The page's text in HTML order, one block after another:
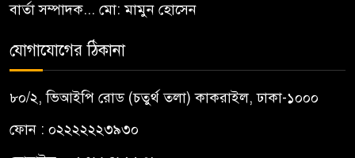
বার্তা সম্পাদক... মো: মামুন হোসেন
যোগাযোগের ঠিকানা
৮০/২, ভিআইপি রোড (চতুর্থ তলা) কাকরাইল, ঢাকা-১০০০
ফোন : ০২২২২২২৩৯৩০